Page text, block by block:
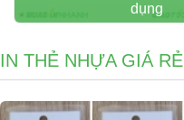
dụng
IN THẺ NHỰA GIÁ RẺ